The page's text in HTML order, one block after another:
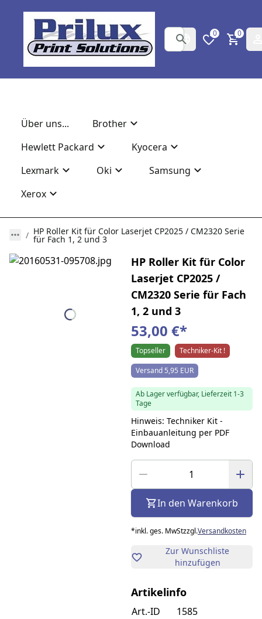
0 0
Über uns...
Brother
Hewlett Packard
Kyocera
Lexmark
Oki
Samsung
Xerox
HP Roller Kit für Color Laserjet CP2025 / CM2320 Serie
für Fach 1, 2 und 3
HP Roller Kit für Color
Laserjet CP2025 /
CM2320 Serie für Fach
1, 2 und 3
53,00 €*
Topseller
Techniker-Kit !
Versand 5,95 EUR
Ab Lager verfügbar, Lieferzeit 1-3
Tage
Hinweis: Techniker Kit -
Einbauanleitung per PDF
Download
In den Warenkorb
*inkl. ges. MwStzzgl.Versandkosten
Zur Wunschliste
hinzufügen
Artikelinfo
Art.-ID
1585